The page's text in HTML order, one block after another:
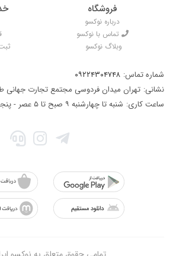
فروشگاه
درباره نوکسو
تماس با نوکسو
وبلاگ نوکسو
شماره تماس: ۰۹۲۲۴۳۰۴۷۴۸
نشانی: تهران میدان فردوسی مجتمع تجارت جهانی ط ۵ واحد
ساعت کاری: شنبه تا چهارشنبه ۹ صبح تا ۵ عصر - پنجشنبه ۹ تا ۳ ظهر